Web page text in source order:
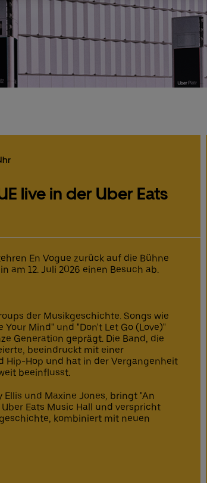
live in der Uber Eats
En Vogue zurück auf die Bühne
am 12. Juli 2026 einen Besuch ab.
der Musikgeschichte. Songs wie
Your Mind" und "Don't Let Go (Love)"
Generation geprägt. Die Band, die
beeindruckt mit einer
Hip-Hop und hat in der Vergangenheit
beeinflusst.
Ellis und Maxine Jones, bringt "An
Eats Music Hall und verspricht
kombiniert mit neuen